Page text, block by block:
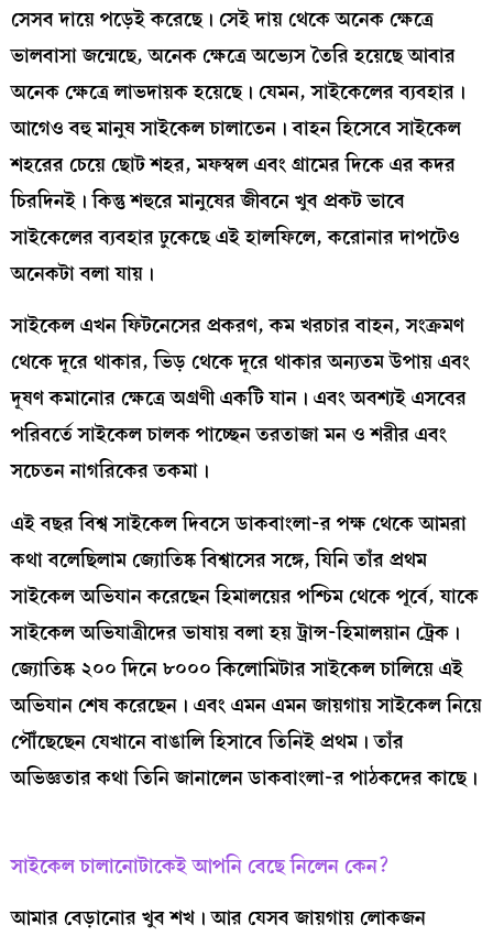
সেসব দায়ে পড়েই করেছে। সেই দায় থেকে অনেক ক্ষেত্রে
ভালবাসা জন্মেছে, অনেক ক্ষেত্রে অভ্যেস তৈরি হয়েছে আবার
অনেক ক্ষেত্রে লাভদায়ক হয়েছে। যেমন, সাইকেলের ব্যবহার।
আগেও বহু মানুষ সাইকেল চালাতেন। বাহন হিসেবে সাইকেল
শহরের চেয়ে ছোট শহর, মফস্বল এবং গ্রামের দিকে এর কদর
চিরদিনই। কিন্তু শহুরে মানুষের জীবনে খুব প্রকট ভাবে
সাইকেলের ব্যবহার ঢুকেছে এই হালফিলে, করোনার দাপটেও
অনেকটা বলা যায়।
সাইকেল এখন ফিটনেসের প্রকরণ, কম খরচার বাহন, সংক্রমণ
থেকে দূরে থাকার, ভিড় থেকে দূরে থাকার অন্যতম উপায় এবং
দূষণ কমানোর ক্ষেত্রে অগ্রণী একটি যান। এবং অবশ্যই এসবের
পরিবর্তে সাইকেল চালক পাচ্ছেন তরতাজা মন ও শরীর এবং
সচেতন নাগরিকের তকমা।
এই বছর বিশ্ব সাইকেল দিবসে ডাকবাংলা-র পক্ষ থেকে আমরা
কথা বলেছিলাম জ্যোতিষ্ক বিশ্বাসের সঙ্গে, যিনি তাঁর প্রথম
সাইকেল অভিযান করেছেন হিমালয়ের পশ্চিম থেকে পূর্বে, যাকে
সাইকেল অভিযাত্রীদের ভাষায় বলা হয় ট্রান্স-হিমালয়ান ট্রেক।
জ্যোতিষ্ক ২০০ দিনে ৮০০০ কিলোমিটার সাইকেল চালিয়ে এই
অভিযান শেষ করেছেন। এবং এমন এমন জায়গায় সাইকেল নিয়ে
পৌঁছেছেন যেখানে বাঙালি হিসাবে তিনিই প্রথম। তাঁর
অভিজ্ঞতার কথা তিনি জানালেন ডাকবাংলা-র পাঠকদের কাছে।
সাইকেল চালানোটাকেই আপনি বেছে নিলেন কেন?
আমার বেড়ানোর খুব শখ। আর যেসব জায়গায় লোকজন